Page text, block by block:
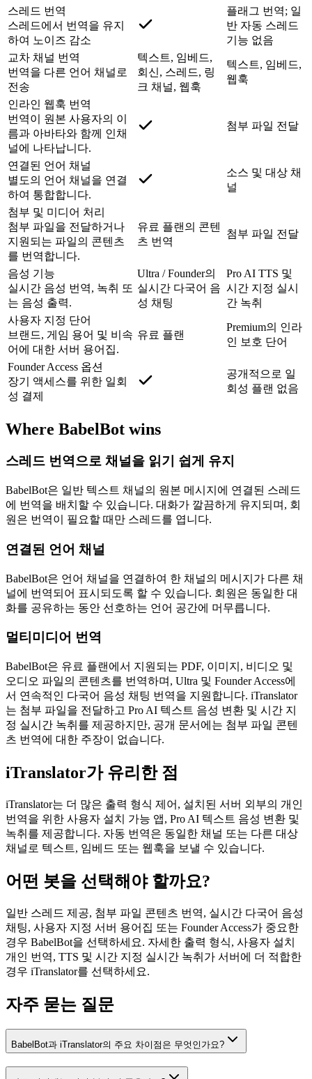
스레드 번역
스레드에서 번역을 유지
하여 노이즈 감소
플래그 번역; 일
반 자동 스레드
기능 없음
교차 채널 번역
번역을 다른 언어 채널로
전송
텍스트, 임베드,
회신, 스레드, 링
크 채널, 웹훅
텍스트, 임베드,
웹훅
인라인 웹훅 번역
번역이 원본 사용자의 이
름과 아바타와 함께 인채
널에 나타납니다.
첨부 파일 전달
연결된 언어 채널
별도의 언어 채널을 연결
하여 통합합니다.
소스 및 대상 채
널
첨부 및 미디어 처리
첨부 파일을 전달하거나
지원되는 파일의 콘텐츠
를 번역합니다.
유료 플랜의 콘텐
츠 번역
첨부 파일 전달
음성 기능
실시간 음성 번역, 녹취 또
는 음성 출력.
Ultra / Founder의
실시간 다국어 음
성 채팅
Pro AI TTS 및
시간 지정 실시
간 녹취
사용자 지정 단어
브랜드, 게임 용어 및 비속
어에 대한 서버 용어집.
유료 플랜
Premium의 인라
인 보호 단어
Founder Access 옵션
장기 액세스를 위한 일회
성 결제
공개적으로 일
회성 플랜 없음
Where BabelBot wins
스레드 번역으로 채널을 읽기 쉽게 유지
BabelBot은 일반 텍스트 채널의 원본 메시지에 연결된 스레드
에 번역을 배치할 수 있습니다. 대화가 깔끔하게 유지되며, 회
원은 번역이 필요할 때만 스레드를 엽니다.
연결된 언어 채널
BabelBot은 언어 채널을 연결하여 한 채널의 메시지가 다른 채
널에 번역되어 표시되도록 할 수 있습니다. 회원은 동일한 대
화를 공유하는 동안 선호하는 언어 공간에 머무릅니다.
멀티미디어 번역
BabelBot은 유료 플랜에서 지원되는 PDF, 이미지, 비디오 및
오디오 파일의 콘텐츠를 번역하며, Ultra 및 Founder Access에
서 연속적인 다국어 음성 채팅 번역을 지원합니다. iTranslator
는 첨부 파일을 전달하고 Pro AI 텍스트 음성 변환 및 시간 지
정 실시간 녹취를 제공하지만, 공개 문서에는 첨부 파일 콘텐
츠 번역에 대한 주장이 없습니다.
iTranslator가 유리한 점
iTranslator는 더 많은 출력 형식 제어, 설치된 서버 외부의 개인
번역을 위한 사용자 설치 가능 앱, Pro AI 텍스트 음성 변환 및
녹취를 제공합니다. 자동 번역은 동일한 채널 또는 다른 대상
채널로 텍스트, 임베드 또는 웹훅을 보낼 수 있습니다.
어떤 봇을 선택해야 할까요?
일반 스레드 제공, 첨부 파일 콘텐츠 번역, 실시간 다국어 음성
채팅, 사용자 지정 서버 용어집 또는 Founder Access가 중요한
경우 BabelBot을 선택하세요. 자세한 출력 형식, 사용자 설치
개인 번역, TTS 및 시간 지정 실시간 녹취가 서버에 더 적합한
경우 iTranslator를 선택하세요.
자주 묻는 질문
BabelBot과 iTranslator의 주요 차이점은 무엇인가요?